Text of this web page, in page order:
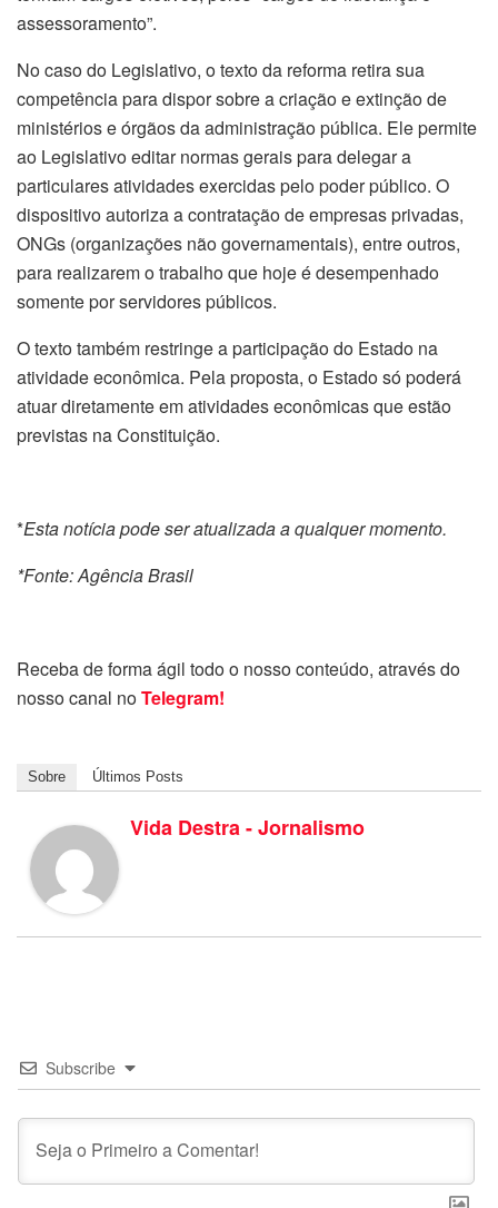
assessoramento”.
No caso do Legislativo, o texto da reforma retira sua
competência para dispor sobre a criação e extinção de
ministérios e órgãos da administração pública. Ele permite
ao Legislativo editar normas gerais para delegar a
particulares atividades exercidas pelo poder público. O
dispositivo autoriza a contratação de empresas privadas,
ONGs (organizações não governamentais), entre outros,
para realizarem o trabalho que hoje é desempenhado
somente por servidores públicos.
O texto também restringe a participação do Estado na
atividade econômica. Pela proposta, o Estado só poderá
atuar diretamente em atividades econômicas que estão
previstas na Constituição.
*Esta notícia pode ser atualizada a qualquer momento.
*Fonte: Agência Brasil
Receba de forma ágil todo o nosso conteúdo, através do
nosso canal noTelegram!
Sobre Últimos Posts
Vida Destra - Jornalismo
Subscribe